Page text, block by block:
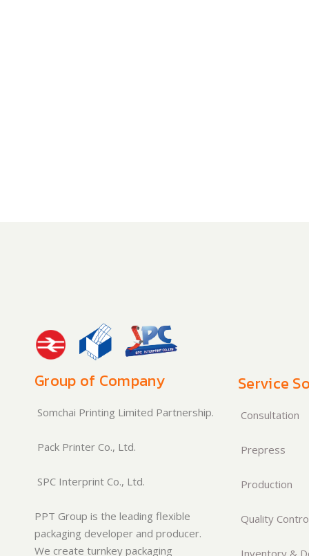
Group of Company
Somchai Printing Limited Partnership.
Pack Printer Co., Ltd.
SPC Interprint Co., Ltd.
PPT Group is the leading flexible
packaging developer and producer.
We create turnkey packaging
Service
Consultation
Prepress
Production
Quality
Inventory &